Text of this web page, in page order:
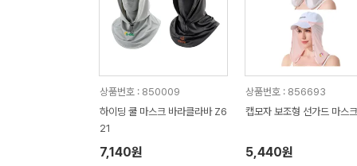
상품번호 : 850009
하이딩 쿨 마스크 바라클라바 Z6
21
7,140원
상품번호 : 856693
캡모자 보조형 선가드 마스크
5,440원